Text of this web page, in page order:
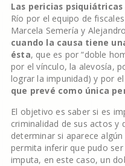
Las pericias
Río por el equipo de
Marcela Semería y
cuando la causa tiene
ésta, que es por “doble
por el vínculo, la alevosía,
lograr la impunidad) y por
que prevé como única
El objetivo es saber si es
criminalidad de sus actos y
determinar si aparece
permita inferir que pudo
imputa, en este caso, un